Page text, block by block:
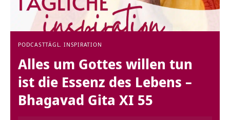
PODCASTTÄGL. INSPIRATION
Alles um Gottes willen tun
ist die Essenz des Lebens –
Bhagavad Gita XI 55